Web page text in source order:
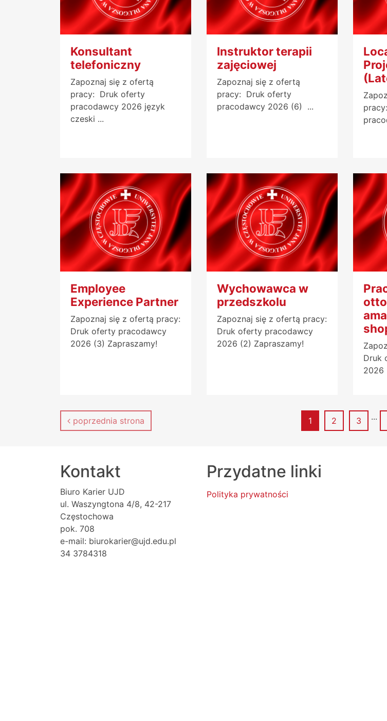
Konsultant
telefoniczny
Zapoznaj się z ofertą
pracy: Druk oferty
pracodawcy 2026 język
czeski ...
Instruktor terapii
zajęciowej
Zapoznaj się z ofertą
pracy: Druk oferty
pracodawcy 2026 (6) ...
Employee
Experience Partner
Zapoznaj się z ofertą pracy:
Druk oferty pracodawcy
2026 (3) Zapraszamy!
Wychowawca w
przedszkolu
Zapoznaj się z ofertą pracy:
Druk oferty pracodawcy
2026 (2) Zapraszamy!
Druk
2026
poprzednia strona Strona
1 Strona
2 Strona
3 ...
Kontakt
Biuro Karier UJD
ul. Waszyngtona 4/8, 42-217
Częstochowa
pok. 708
e-mail: biurokarier@ujd.edu.pl
34 3784318
Przydatne linki
Polityka prywatności